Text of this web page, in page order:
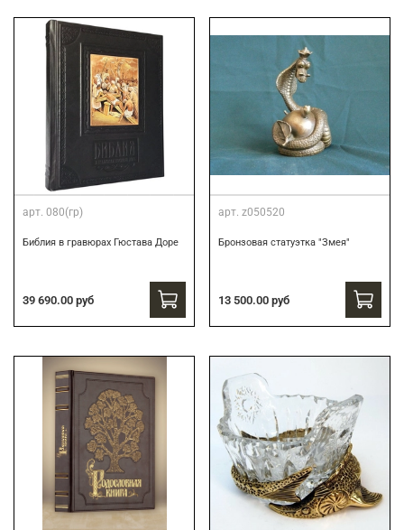
арт. 080(гр)
Библия в гравюрах Гюстава Доре
39 690.00 руб
арт. z050520
Бронзовая статуэтка "Змея"
13 500.00 руб